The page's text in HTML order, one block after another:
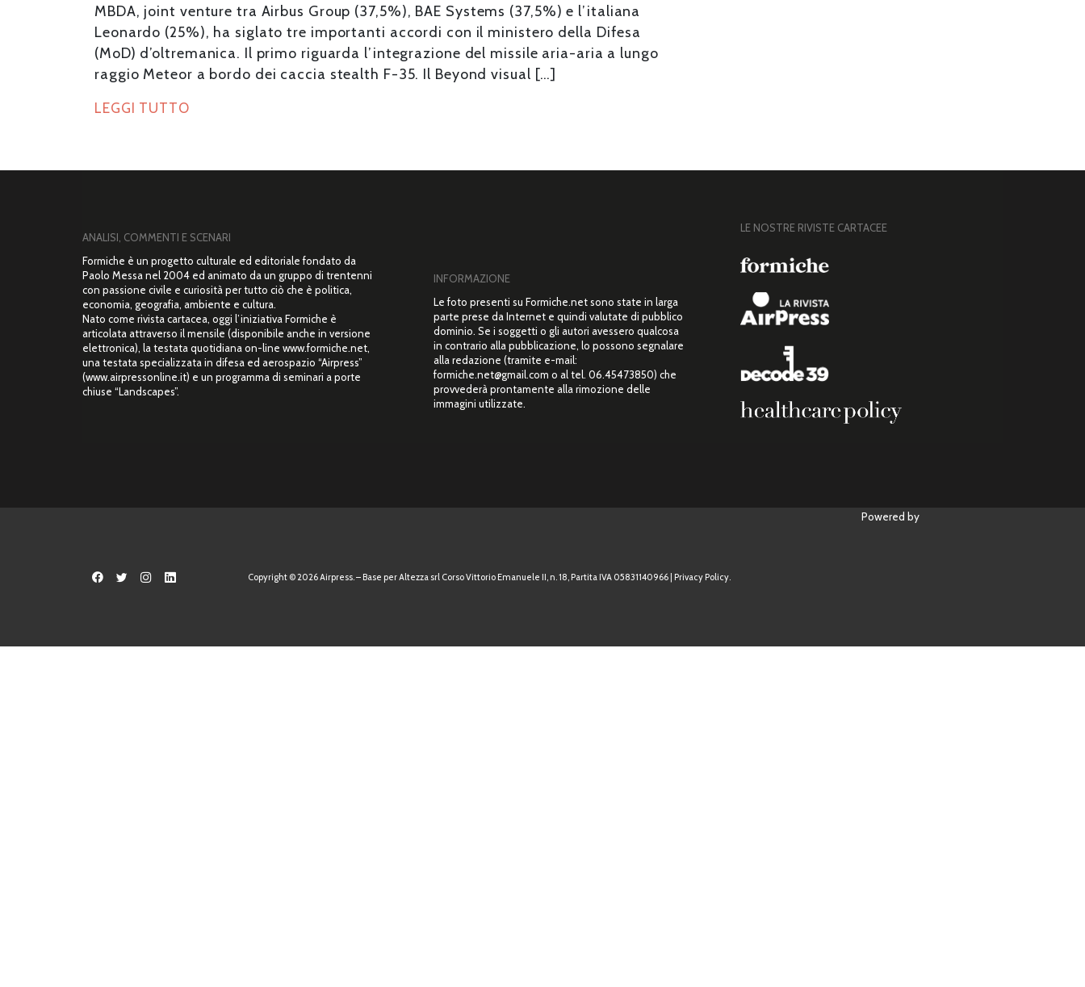
MBDA, joint venture tra Airbus Group (37,5%), BAE Systems (37,5%) e l’italiana
Leonardo (25%), ha siglato tre importanti accordi con il ministero della Difesa
(MoD) d’oltremanica. Il primo riguarda l’integrazione del missile aria-aria a lungo
raggio Meteor a bordo dei caccia stealth F-35. Il Beyond visual […]
LEGGI TUTTO
ANALISI, COMMENTI E SCENARI
Formiche è un progetto culturale ed editoriale fondato da
Paolo Messa nel 2004 ed animato da un gruppo di trentenni
con passione civile e curiosità per tutto ciò che è politica,
economia, geografia, ambiente e cultura.
Nato come rivista cartacea, oggi l’iniziativa Formiche è
articolata attraverso il mensile (disponibile anche in versione
elettronica), la testata quotidiana on-line www.formiche.net,
una testata specializzata in difesa ed aerospazio “Airpress”
(www.airpressonline.it) e un programma di seminari a porte
chiuse “Landscapes”.
INFORMAZIONE
Le foto presenti su Formiche.net sono state in larga
parte prese da Internet e quindi valutate di pubblico
dominio. Se i soggetti o gli autori avessero qualcosa
in contrario alla pubblicazione, lo possono segnalare
alla redazione (tramite e-mail:
formiche.net@gmail.com o al tel. 06.45473850) che
provvederà prontamente alla rimozione delle
immagini utilizzate.
LE NOSTRE RIVISTE CARTACEE
Powered by